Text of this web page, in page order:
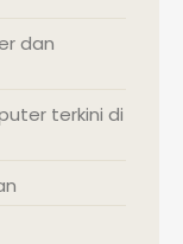
dan
terkini di